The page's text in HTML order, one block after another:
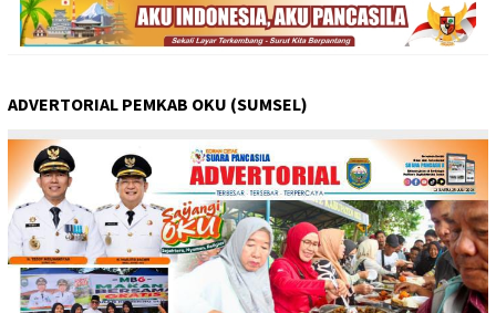
ADVERTORIAL PEMKAB OKU (SUMSEL)